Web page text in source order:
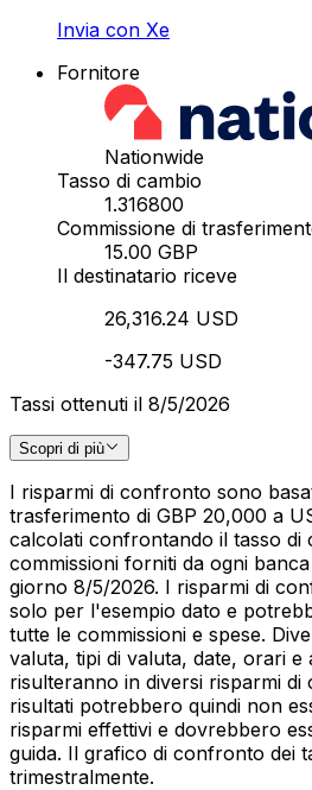
Invia con Xe
Fornitore
Nationwide
Tasso di cambio
1.316800
Commissione di
15.00 GBP
Il destinatario riceve
26,316.24 USD
-347.75 USD
Tassi ottenuti il 8/5/2026
Scopri di più
I risparmi di confronto sono
trasferimento di GBP 20,000 a
calcolati confrontando il tasso di
commissioni forniti da ogni
giorno 8/5/2026. I risparmi di
solo per l'esempio dato e
tutte le commissioni e spese.
valuta, tipi di valuta, date, orari e
risulteranno in diversi risparmi di
risultati potrebbero quindi non
risparmi effettivi e dovrebbero
guida. Il grafico di confronto dei
trimestralmente.